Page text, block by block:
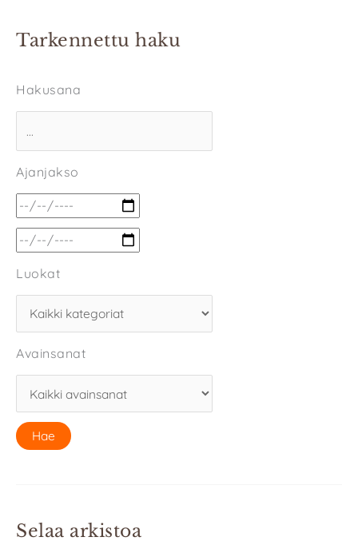
Tarkennettu haku
Hakusana
Ajanjakso
Luokat
Avainsanat
Selaa arkistoa